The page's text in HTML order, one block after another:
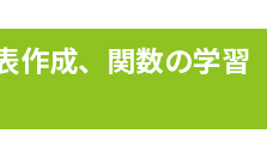
作成、関数の学習